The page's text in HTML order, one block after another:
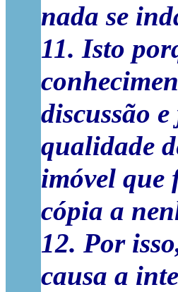
nada se
11. Isto
discussão
qualidade
imóvel que
cópia a
12. Por
causa a